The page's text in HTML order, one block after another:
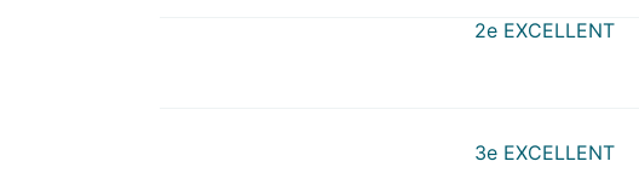
2e EXCELLENT
3e EXCELLENT